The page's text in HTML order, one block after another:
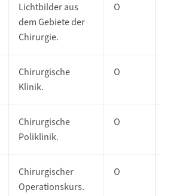
Lichtbilder aus
dem Gebiete der
Chirurgie.
O
Chirurgische
Klinik.
O
Chirurgische
Poliklinik.
O
Chirurgischer
Operationskurs.
O